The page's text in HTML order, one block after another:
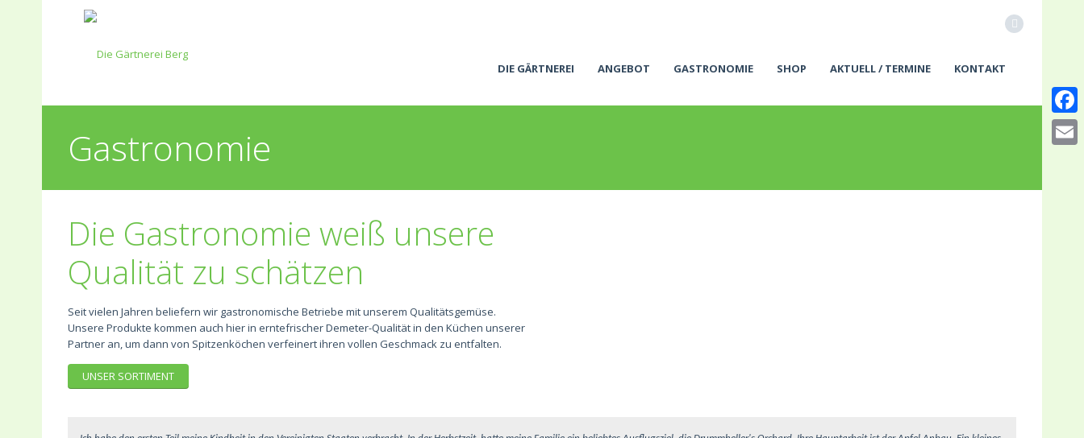
DIE GÄRTNEREI ANGEBOT GASTRONOMIE SHOP AKTUELL / TERMINE KONTAKT
Gastronomie
Die Gastronomie weiß unsere
Qualität zu schätzen
Seit vielen Jahren beliefern wir gastronomische Betriebe mit unserem Qualitätsgemüse.
Unsere Produkte kommen auch hier in erntefrischer Demeter-Qualität in den Küchen unserer
Partner an, um dann von Spitzenköchen verfeinert ihren vollen Geschmack zu entfalten.
UNSER SORTIMENT